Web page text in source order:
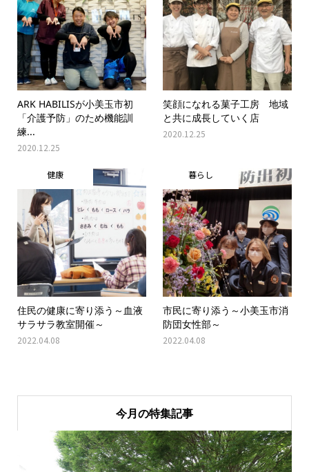
ARK HABILISが小美玉市初
「介護予防」のため機能訓
練...
2020.12.25
笑顔になれる菓子工房 地域
と共に成長していく店
2020.12.25
健康
住民の健康に寄り添う～血液
サラサラ教室開催～
2022.04.08
暮らし
市民に寄り添う～小美玉市消
防団女性部～
2022.04.08
今月の特集記事